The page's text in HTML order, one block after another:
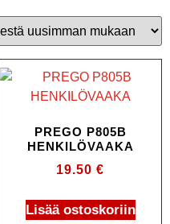
PREGO P805B
HENKILÖVAAKA
19.50 €
Lisää ostoskoriin